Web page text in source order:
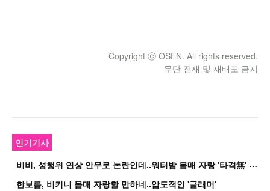
Copyright ⓒ OSEN. All rights reserved.
무단 전재 및 재배포 금지
인기기사
비
비, 성행위 연상 안무로 논란인데..워터밤 몸매 자랑 '타격無' 근황
한보름, 비키니 몸매 자랑할 만하네..압도적인 '글래머'